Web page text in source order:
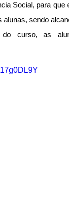
Social, para
alunas, sendo
curso, as